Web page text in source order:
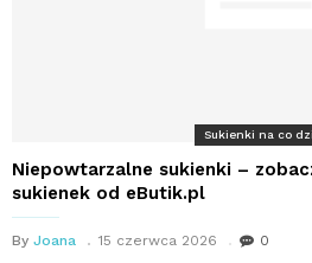
Sukienki na co
Niepowtarzalne sukienki –
sukienek od eButik.pl
By Joana 15 czerwca 2026 0